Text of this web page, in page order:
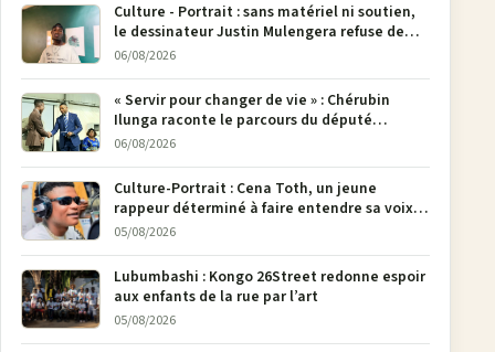
Culture - Portrait : sans matériel ni soutien,
le dessinateur Justin Mulengera refuse de
poser son crayon
06/08/2026
« Servir pour changer de vie » : Chérubin
Ilunga raconte le parcours du député
national Jethro Muyombi Tshimbu en 137
06/08/2026
Culture-Portrait : Cena Toth, un jeune
rappeur déterminé à faire entendre sa voix à
Bunia
05/08/2026
Lubumbashi : Kongo 26Street redonne espoir
aux enfants de la rue par l’art
05/08/2026